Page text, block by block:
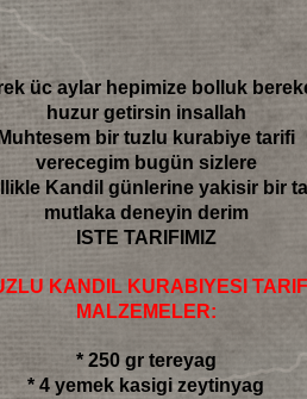
üc aylar hepimize bolluk
huzur getirsin insallah
Muhtesem bir tuzlu kurabiye tarifi
verecegim bugün sizlere
Kandil günlerine yakisir bir
mutlaka deneyin derim
ISTE TARIFIMIZ
KANDIL KURABIYESI
MALZEMELER:
* 250 gr tereyag
* 4 yemek kasigi zeytinyag